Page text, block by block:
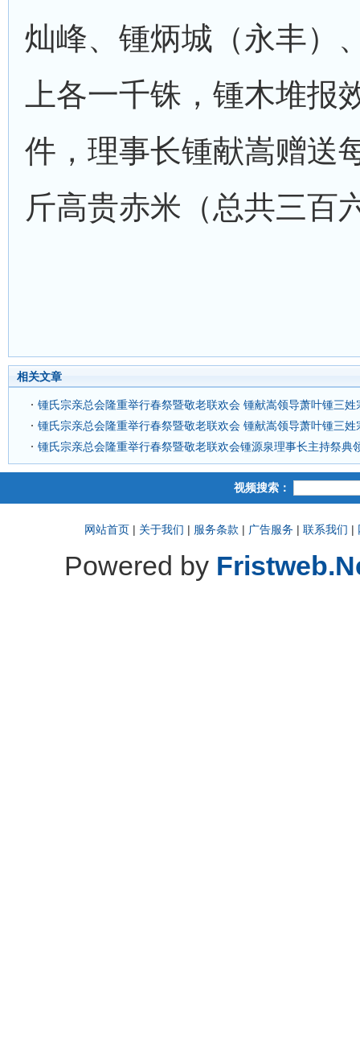
灿峰、锺炳城（永丰）
上各一千铢，锺木堆报
件，理事长锺献嵩赠送
斤高贵赤米（总共三百
相关文章
锺氏宗亲总会隆重举行春祭暨敬老联欢会 锺献嵩领导萧叶锺三
锺氏宗亲总会隆重举行春祭暨敬老联欢会 锺献嵩领导萧叶锺三姓
锺氏宗亲总会隆重举行春祭暨敬老联欢会锺源泉理事长主持祭典
视频搜索：
网站首页 | 关于我们 | 服务条款 | 广告服务 |联系我们 |
Powered by